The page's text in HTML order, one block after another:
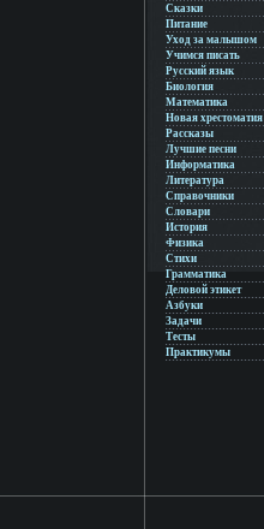
Сказки
Питание
Уход за малышом
Учимся писать
Русский язык
Биология
Математика
Новая хрестоматия
Рассказы
Лучшие песни
Информатика
Литература
Справочники
Словари
История
Физика
Стихи
Грамматика
Деловой этикет
Азбуки
Задачи
Тесты
Практикумы